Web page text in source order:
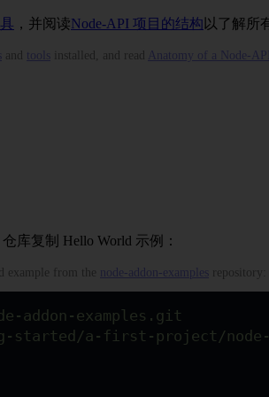
，并阅读Node-API 项目的结构 以了解所
and tools installed, and read Anatomy of a Node-
仓库复制 Hello World 示例：
example from the node-addon-examples repository:
addon-examples.git
started/a-first-project/node-